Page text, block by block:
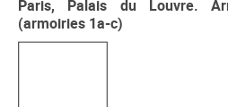
Paris, Palais du Louvre.
(armoiries 1a-c)